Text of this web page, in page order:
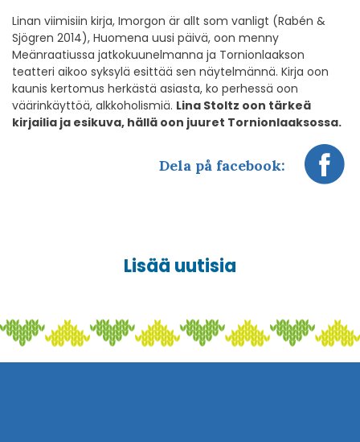
Linan viimisiin kirja, Imorgon är allt som vanligt (Rabén &
Sjögren 2014), Huomena uusi päivä, oon menny
Meänraatiussa jatkokuunelmanna ja Tornionlaakson
teatteri aikoo syksylä esittää sen näytelmännä. Kirja oon
kaunis kertomus herkästä asiasta, ko perhessä oon
väärinkäyttöä, alkkoholismiä. Lina Stoltz oon tärkeä
kirjailia ja esikuva, hällä oon juuret Tornionlaaksossa.
Dela på facebook:
Lisää uutisia